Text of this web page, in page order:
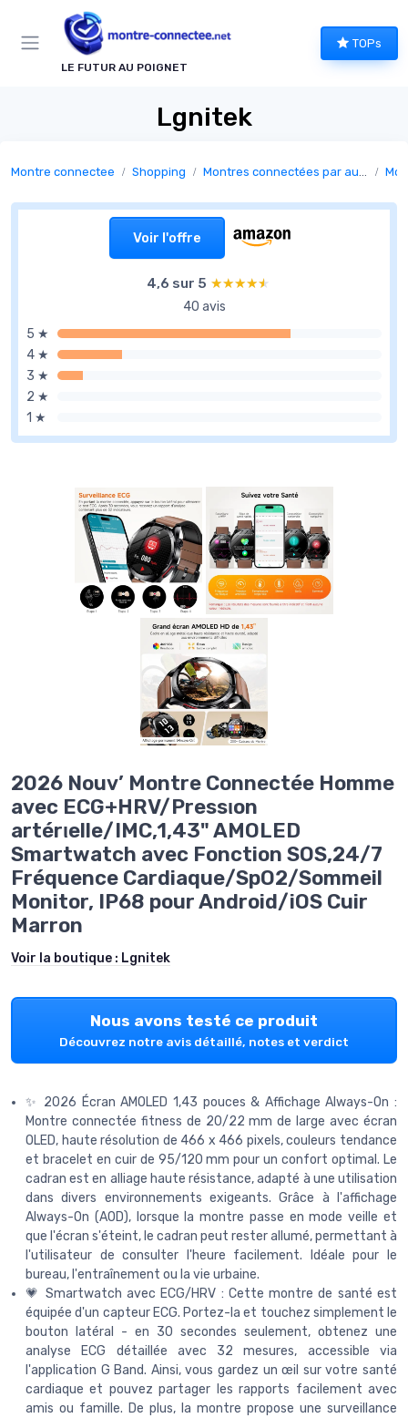
LE FUTUR AU POIGNET
TOPs
Lgnitek
Montre connectee Shopping Montres connectées par autonomie
Voir l'offre
4,6 sur 5 ★★★★★
★★★★★
40 avis
5 ★
4 ★
3 ★
2 ★
1 ★
2026 Nouv’ Montre Connectée Homme
avec ECG+HRV/Pressιon
artérιelle/IMC,1,43" AMOLED
Smartwatch avec Fonction SOS,24/7
Fréquence Cardiaque/SpO2/Sommeil
Monitor, IP68 pour Android/iOS Cuir
Marron
Voir la boutique : Lgnitek
Nous avons testé ce produit
Découvrez notre avis détaillé, notes et verdict
✨ 2026 Écran AMOLED 1,43 pouces & Affichage Always-On :
Montre connectée fitness de 20/22 mm de large avec écran
OLED, haute résolution de 466 x 466 pixels, couleurs tendance
et bracelet en cuir de 95/120 mm pour un confort optimal. Le
cadran est en alliage haute résistance, adapté à une utilisation
dans divers environnements exigeants. Grâce à l'affichage
Always-On (AOD), lorsque la montre passe en mode veille et
que l'écran s'éteint, le cadran peut rester allumé, permettant à
l'utilisateur de consulter l'heure facilement. Idéale pour le
bureau, l'entraînement ou la vie urbaine.
💗 Smartwatch avec ECG/HRV : Cette montre de santé est
équipée d'un capteur ECG. Portez-la et touchez simplement le
bouton latéral - en 30 secondes seulement, obtenez une
analyse ECG détaillée avec 32 mesures, accessible via
l'application G Band. Ainsi, vous gardez un œil sur votre santé
cardiaque et pouvez partager les rapports facilement avec
amis ou famille. De plus, la montre propose une surveillance
Panneau de gestion des cookies